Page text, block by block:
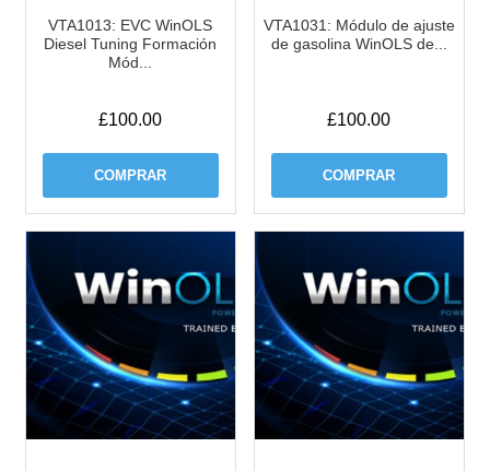
VTA1013: EVC WinOLS
Diesel Tuning Formación
Mód...
£100.00
COMPRAR
VTA1031: Módulo de ajuste
de gasolina WinOLS de...
£100.00
COMPRAR